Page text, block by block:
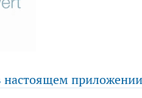
настоящем приложении